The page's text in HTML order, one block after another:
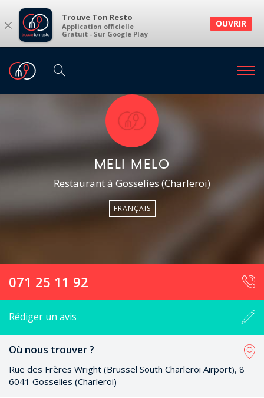
× Trouve Ton Resto
Application officielle
Gratuit - Sur Google Play
OUVRIR
MELI MELO
Restaurant à Gosselies (Charleroi)
FRANÇAIS
071 25 11 92
Rédiger un avis
Où nous trouver ?
Rue des Frères Wright (Brussel South Charleroi Airport), 8
6041 Gosselies (Charleroi)